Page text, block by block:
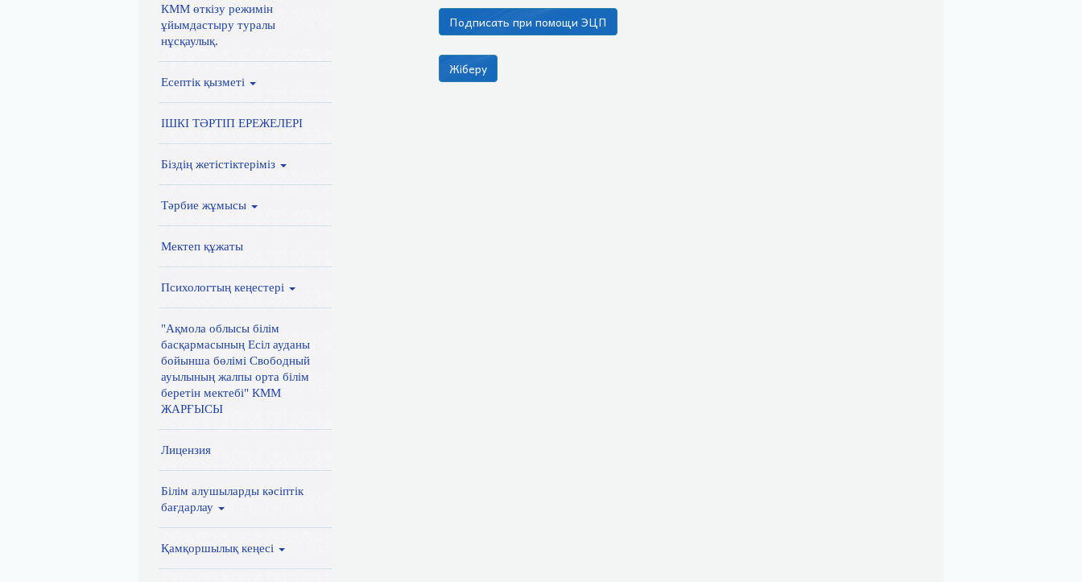
КММ өткізу режимін
ұйымдастыру туралы
нұсқаулық.
Есептік қызметі
ІШКІ ТӘРТІП ЕРЕЖЕЛЕРІ
Біздің жетістіктеріміз
Тәрбие жұмысы
Мектеп құжаты
Психологтың кеңестері
"Ақмола облысы білім
басқармасының Есіл ауданы
бойынша бөлімі Свободный
ауылының жалпы орта білім
беретін мектебі" КММ
ЖАРҒЫСЫ
Лицензия
Білім алушыларды кәсіптік
бағдарлау
Қамқоршылық кеңесі